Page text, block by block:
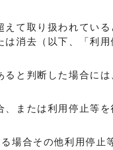
て取り扱われてい
消去（以下、「利
と判断した場合に
または利用停止等
場合その他利用停止